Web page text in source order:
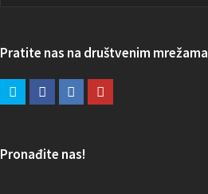
Pratite nas na društvenim mrežama
Pronađite nas!